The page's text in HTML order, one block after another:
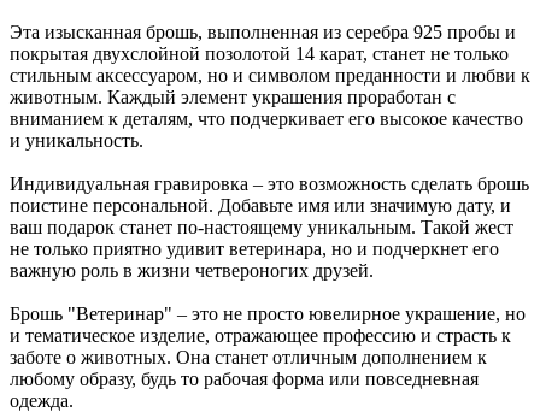
Эта изысканная брошь, выполненная из серебра 925 пробы и
покрытая двухслойной позолотой 14 карат, станет не только
стильным аксессуаром, но и символом преданности и любви к
животным. Каждый элемент украшения проработан с
вниманием к деталям, что подчеркивает его высокое качество
и уникальность.
Индивидуальная гравировка – это возможность сделать брошь
поистине персональной. Добавьте имя или значимую дату, и
ваш подарок станет по-настоящему уникальным. Такой жест
не только приятно удивит ветеринара, но и подчеркнет его
важную роль в жизни четвероногих друзей.
Брошь "Ветеринар" – это не просто ювелирное украшение, но
и тематическое изделие, отражающее профессию и страсть к
заботе о животных. Она станет отличным дополнением к
любому образу, будь то рабочая форма или повседневная
одежда.